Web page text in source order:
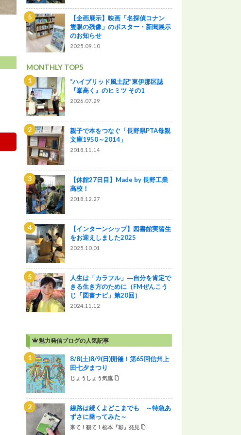
【企画展示】映画「名探偵コナン
隻眼の残像」のポスター・新聞展示
のお知らせ
2025.09.10
MONTHLY TOP5
“ハイブリッド風土記”東伊那区誌
『峯高く』のヒミツ その1
2026.07.29
親子で本をつなぐ「長野県PTA母親
文庫1950～2014」
2018.11.14
【休館27日目】Made by 長野工業
高校！
2018.12.27
【インターンシップ】図書館実習生
をお迎えしました2025
2025.10.01
人生は「カラフル」―自分を肯定で
きる生き方のために（FMぜんこう
じ「図書ナビ」第20回）
2024.11.12
魅力発信ブログの人気記事
8/8(土)8/9(日)開催！第65回信州上
田七夕まつり
じょうしょう気流
線路は続くよどこまでも ～特急あ
ずさに乗ってみた～
来て！観て！松本『彩』発見